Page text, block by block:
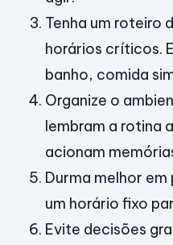
Tenha um roteiro
horários críticos.
banho, comida
Organize o
lembram a rotina
acionam
Durma melhor em
um horário fixo
Evite decisões